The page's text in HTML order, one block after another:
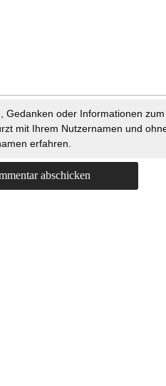
Gedanken oder Informationen
mit Ihrem Nutzernamen und
erfahren.